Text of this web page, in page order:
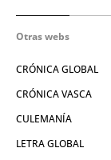
Otras webs
CRÓNICA GLOBAL
CRÓNICA VASCA
CULEMANÍA
LETRA GLOBAL